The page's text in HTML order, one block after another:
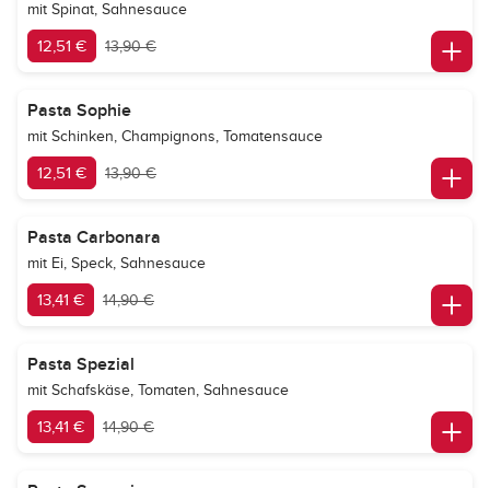
mit Spinat, Sahnesauce
12,51 € 13,90 €
Pasta Sophie
mit Schinken, Champignons, Tomatensauce
12,51 € 13,90 €
Pasta Carbonara
mit Ei, Speck, Sahnesauce
13,41 € 14,90 €
Pasta Spezial
mit Schafskäse, Tomaten, Sahnesauce
13,41 € 14,90 €